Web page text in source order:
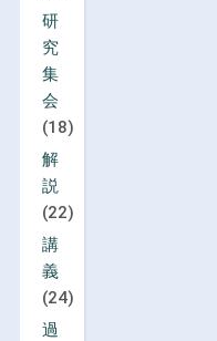
研
究
集
会
(18)
解
説
(22)
講
義
(24)
過